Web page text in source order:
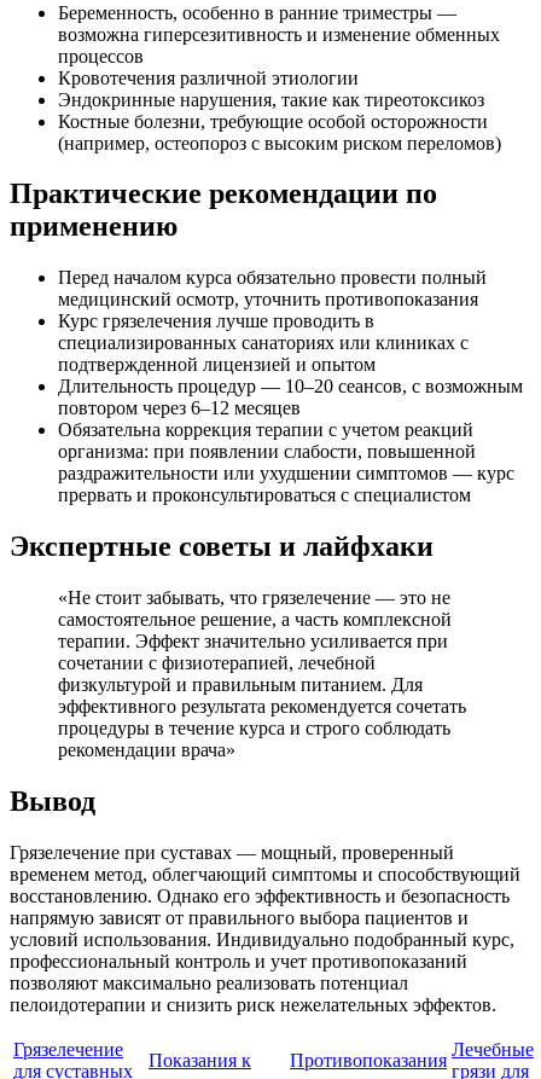
Беременность, особенно в ранние триместры —
возможна гиперсезитивность и изменение обменных
процессов
Кровотечения различной этиологии
Эндокринные нарушения, такие как тиреотоксикоз
Костные болезни, требующие особой осторожности
(например, остеопороз с высоким риском переломов)
Практические рекомендации по
применению
Перед началом курса обязательно провести полный
медицинский осмотр, уточнить противопоказания
Курс грязелечения лучше проводить в
специализированных санаториях или клиниках с
подтвержденной лицензией и опытом
Длительность процедур — 10–20 сеансов, с возможным
повтором через 6–12 месяцев
Обязательна коррекция терапии с учетом реакций
организма: при появлении слабости, повышенной
раздражительности или ухудшении симптомов — курс
прервать и проконсультироваться с специалистом
Экспертные советы и лайфхаки
«Не стоит забывать, что грязелечение — это не
самостоятельное решение, а часть комплексной
терапии. Эффект значительно усиливается при
сочетании с физиотерапией, лечебной
физкультурой и правильным питанием. Для
эффективного результата рекомендуется сочетать
процедуры в течение курса и строго соблюдать
рекомендации врача»
Вывод
Грязелечение при суставах — мощный, проверенный
временем метод, облегчающий симптомы и способствующий
восстановлению. Однако его эффективность и безопасность
напрямую зависят от правильного выбора пациентов и
условий использования. Индивидуально подобранный курс,
профессиональный контроль и учет противопоказаний
позволяют максимально реализовать потенциал
пелоидотерапии и снизить риск нежелательных эффектов.
Грязелечение
для суставных
Показания к
Противопоказания
Лечебные
грязи для